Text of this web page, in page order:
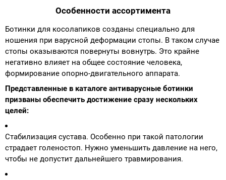
Особенности ассортимента
Ботинки для косолапиков созданы специально для
ношения при варусной деформации стопы. В таком случае
стопы оказываются повернуты вовнутрь. Это крайне
негативно влияет на общее состояние человека,
формирование опорно-двигательного аппарата.
Представленные в каталоге антиварусные ботинки
призваны обеспечить достижение сразу нескольких
целей:
Стабилизация сустава. Особенно при такой патологии
страдает голеностоп. Нужно уменьшить давление на него,
чтобы не допустит дальнейшего травмирования.